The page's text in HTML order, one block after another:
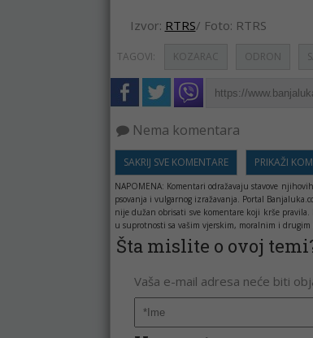
Izvor: RTRS/ Foto: RTRS
TAGOVI: KOZARAC ODRON
Nema komentara
SAKRIJ SVE KOMENTARE PRIKAŽI
NAPOMENA: Komentari odražavaju stavove
psovanja i vulgarnog izražavanja. Portal
nije dužan obrisati sve komentare koji krše
u suprotnosti sa vašim vjerskim, moralnim i
Šta mislite o ovoj
Vaša e-mail adresa neće biti